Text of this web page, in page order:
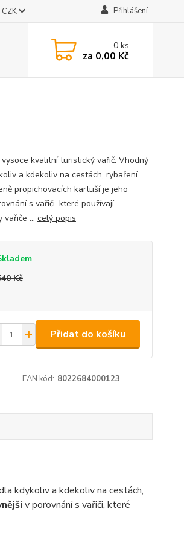
CZK Přihlášení
0ks
za 0,00 Kč
kvalitní turistický vařič. Vhodný
a kdekoliv na cestách, rybaření
propichovacích kartuší je jeho
s vařiči, které používají
vařiče ... celý popis
Kč
Přidat do košíku
EAN kód: 8022684000123
kdykoliv a kdekoliv na cestách,
v porovnání s vařiči, které